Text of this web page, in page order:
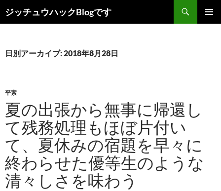
ン
ツ
キ
プ
ジッチュウハックBlogです
索
日別アーカイブ: 2018年8月28日
平素
夏の出張から無事に帰還し
て残務処理もほぼ片付い
て、夏休みの宿題を早々に
終わらせた優等生のような
清々しさを味わう